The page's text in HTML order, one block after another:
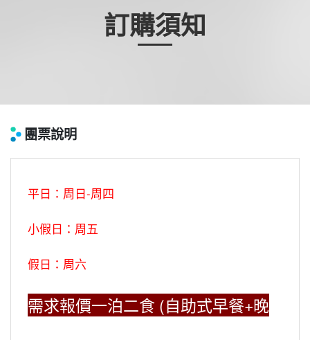
訂購須知
團票說明
平日：周日-周四
小假日：周五
假日：周六
需求報價一泊二食 (自助式早餐+晚